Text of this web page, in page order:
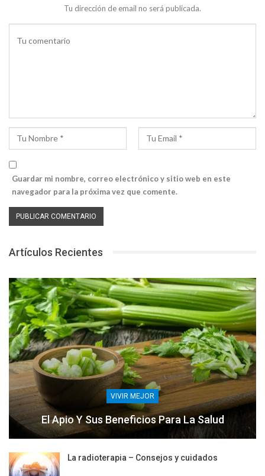
Tu dirección de email no será publicada.
Guardar mi nombre, correo electrónico y sitio web en este
navegador para la próxima vez que comente.
Artículos Recientes
VIVIR MEJOR
El Apio Y Sus Beneficios Para La Salud
La radioterapia – Consejos y cuidados